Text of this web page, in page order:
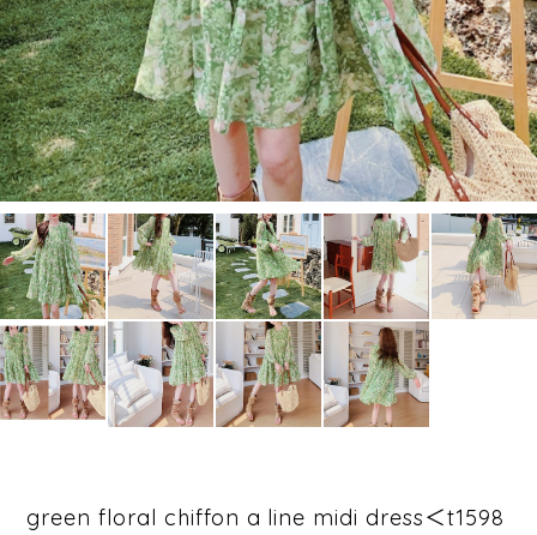
green floral chiffon a line midi dress＜t1598